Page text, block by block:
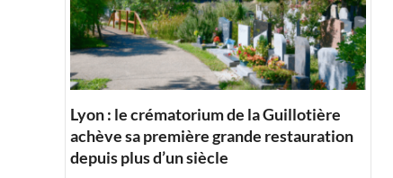
Lyon : le crématorium de la Guillotière
achève sa première grande restauration
depuis plus d’un siècle